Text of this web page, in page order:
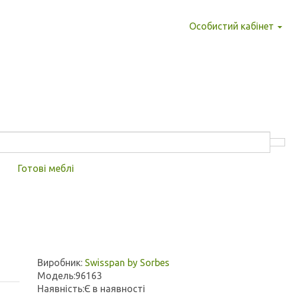
Особистий кабінет
Готові меблі
Виробник: Swisspan by Sorbes
Модель:96163
Наявність:Є в наявності